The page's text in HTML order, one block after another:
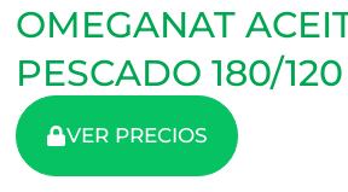
OMEGANAT
PESCADO 180/
VER PRECIOS